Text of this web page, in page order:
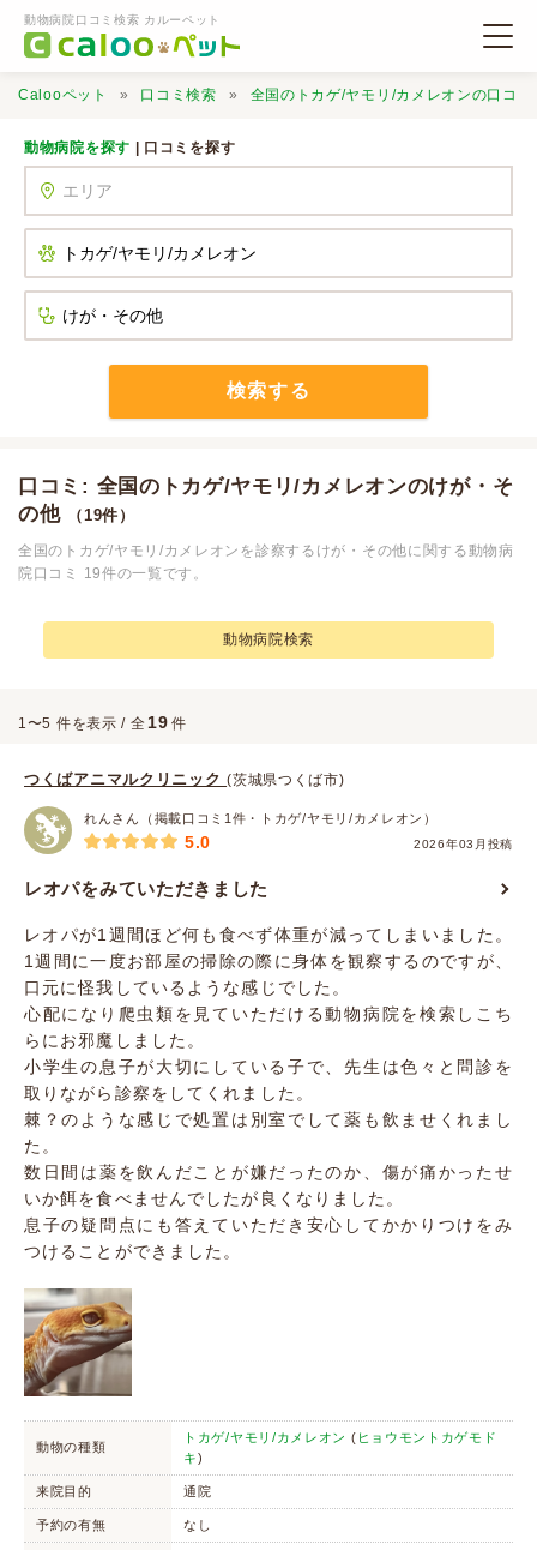
動物病院口コミ検索 カルーペット
口コミ検索
Calooペット 口コミ検索 全国のトカゲ/ヤモリ/カメレオンの口コミ
動物病院を探す | 口コミを探す
検索する
口コミ: 全国のトカゲ/ヤモリ/カメレオンのけが・そ
の他
（19件）
全国のトカゲ/ヤモリ/カメレオンを診察するけが・その他に関する動物病
院口コミ 19件の一覧です。
動物病院検索
1〜5 件を表示 / 全 19 件
つくばアニマルクリニック(茨城県つくば市)
れんさん（掲載口コミ1件・トカゲ/ヤモリ/カメレオン）
2026年03月投稿
5.0
レオパをみていただきました
レオパが1週間ほど何も食べず体重が減ってしまいました。
1週間に一度お部屋の掃除の際に身体を観察するのですが、
口元に怪我しているような感じでした。
心配になり爬虫類を見ていただける動物病院を検索しこち
らにお邪魔しました。
小学生の息子が大切にしている子で、先生は色々と問診を
取りながら診察をしてくれました。
棘？のような感じで処置は別室でして薬も飲ませくれまし
た。
数日間は薬を飲んだことが嫌だったのか、傷が痛かったせ
いか餌を食べませんでしたが良くなりました。
息子の疑問点にも答えていただき安心してかかりつけをみ
つけることができました。
動物の種類
トカゲ/ヤモリ/カメレオン ( ヒョウモントカゲモド
キ)
来院目的 通院
予約の有無 なし